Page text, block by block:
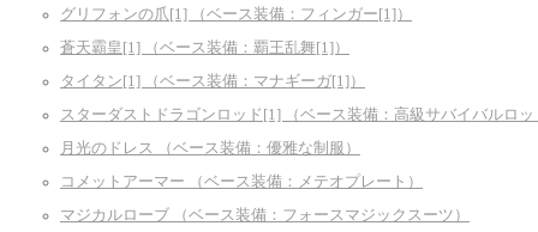
グリフォンの爪[1] （ベース装備：フィンガー[1]）
蒼天霸皇[1] （ベース装備：覇王乱舞[1]）
タイタン[1] （ベース装備：マナギーガ[1]）
スターダストドラゴンロッド[1] （ベース装備：高級サバイバルロ
月光のドレス （ベース装備：優雅な制服）
コメットアーマー （ベース装備：メテオプレート）
マジカルローブ （ベース装備：フォースマジックスーツ）